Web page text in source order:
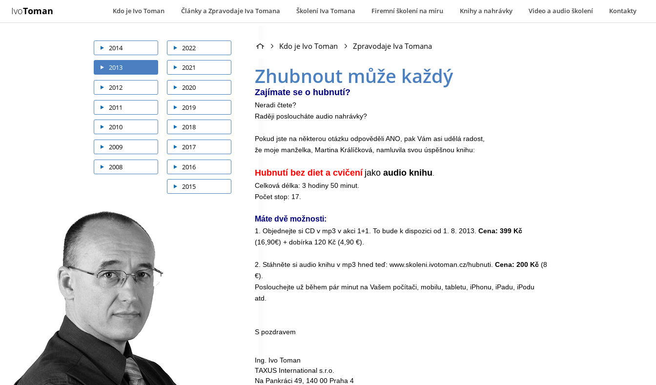
IvoToman Kdo je Ivo Toman Články a Zpravodaje Iva Tomana Školení Iva Tomana Firemní školení na míru Knihy a nahrávky Video a audio školení Kontakty
2022
2021
2020
2019
2018
2017
2016
2015
2014
2013
2012
2011
2010
2009
2008
Kdo je Ivo Toman Zpravodaje Iva Tomana
Zhubnout může každý
Zajímate se o hubnutí?
Neradi čtete?
Raději posloucháte audio nahrávky?
Pokud jste na některou otázku odpověděli ANO, pak Vám asi udělá radost,
že moje manželka, Martina Králíčková, namluvila svou úspěšnou knihu:
Hubnutí bez diet a cvičení jako audio knihu
Celková délka: 3 hodiny 50 minut.
Počet stop: 17.
Máte dvě možnosti:
1. Objednejte si CD v mp3 v akci 1+1. To bude k dispozici od 1. 8. 2013. Cena: 399 Kč
(16,90€) + dobírka 120 Kč (4,90 €).
2. Stáhněte si audio knihu v mp3 hned teď: www.skoleni.ivotoman.cz/hubnuti Cena: 200 Kč (8
€).
Poslouchejte už během pár minut na Vašem počítači, mobilu, tabletu, iPhonu, iPadu, iPodu
atd.
S pozdravem
Ing. Ivo Toman
TAXUS International s.r.o.
Na Pankráci 49, 140 00 Praha 4